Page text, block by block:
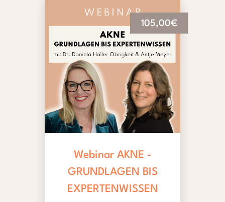
105,00€
Webinar AKNE -
GRUNDLAGEN BIS
EXPERTENWISSEN